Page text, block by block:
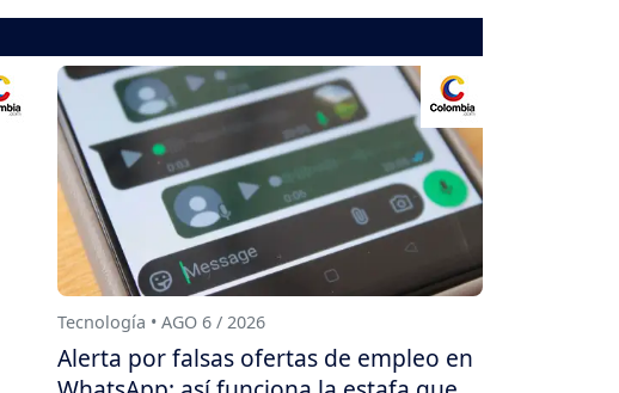
Tecnología • AGO 6 / 2026
Alerta por falsas ofertas de empleo en